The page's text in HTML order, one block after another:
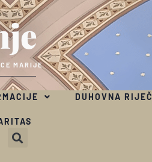
MARIJE
DUHOVNA RIJEČ